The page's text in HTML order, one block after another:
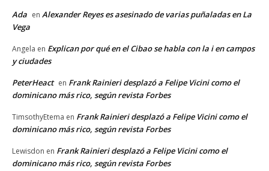
Ada en Alexander Reyes es asesinado de varias puñaladas en La
Vega
Angela en Explican por qué en el Cibao se habla con la i en campos
y ciudades
PeterHeact en Frank Rainieri desplazó a Felipe Vicini como el
dominicano más rico, según revista Forbes
TimsothyEtema en Frank Rainieri desplazó a Felipe Vicini como el
dominicano más rico, según revista Forbes
Lewisdon en Frank Rainieri desplazó a Felipe Vicini como el
dominicano más rico, según revista Forbes